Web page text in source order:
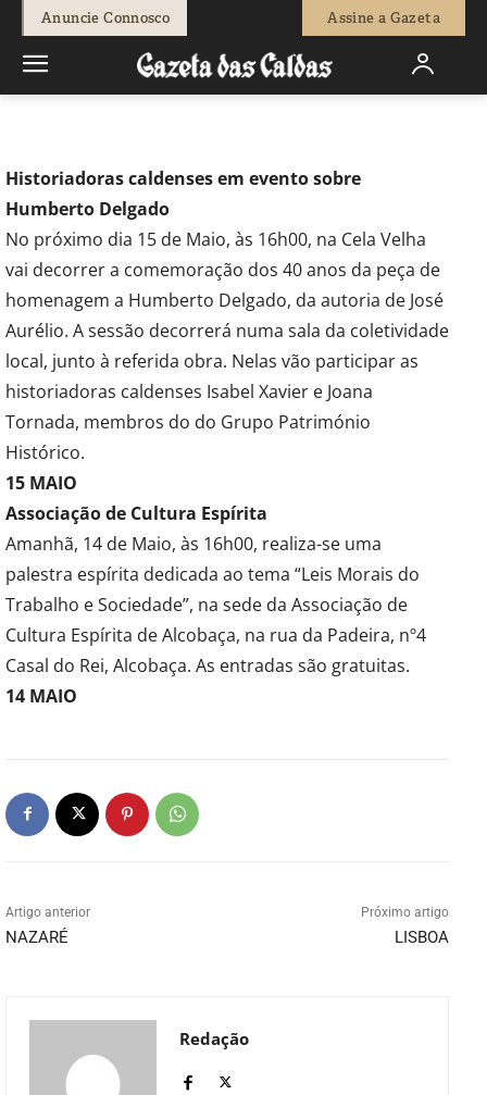
Anuncie Connosco Assine a Gazeta
Redação - 13 de Maio, 2016 0
Historiadoras caldenses em evento sobre
Humberto Delgado
No próximo dia 15 de Maio, às 16h00, na Cela Velha
vai decorrer a comemoração dos 40 anos da peça de
homenagem a Humberto Delgado, da autoria de José
Aurélio. A sessão decorrerá numa sala da coletividade
local, junto à referida obra. Nelas vão participar as
historiadoras caldenses Isabel Xavier e Joana
Tornada, membros do do Grupo Património
Histórico.
15 MAIO
Associação de Cultura Espírita
Amanhã, 14 de Maio, às 16h00, realiza-se uma
palestra espírita dedicada ao tema “Leis Morais do
Trabalho e Sociedade”, na sede da Associação de
Cultura Espírita de Alcobaça, na rua da Padeira, nº4
Casal do Rei, Alcobaça. As entradas são gratuitas.
14 MAIO
Artigo anterior
NAZARÉ
Próximo artigo
LISBOA
Redação